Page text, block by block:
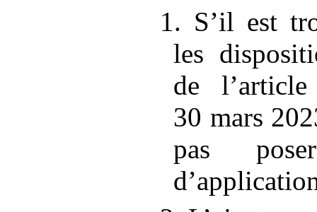
1. S’il est
les
de l’article
30 mars
pas